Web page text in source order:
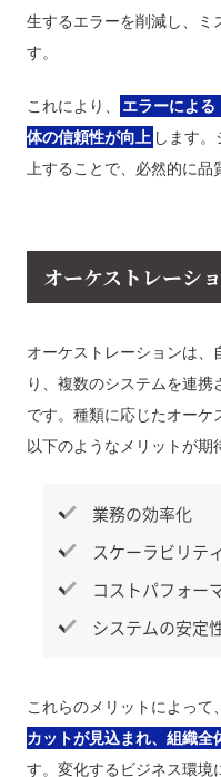
生するエラーを削減し、ミ
す。
これにより、
エラーによ
体の信頼性が向上 します
上することで、必然的に品
オーケストレーシ
オーケストレーションは、
り、複数のシステムを連
です。種類に応じたオーケ
以下のようなメリットが期
業務の効率化
スケーラビリテ
コストパフォー
システムの安定
これらのメリットによって、
カットが見込まれ、組織全
す。変化するビジネス環境